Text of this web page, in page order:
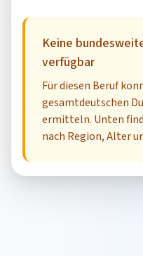
Keine
verfügbar
Für diesen Beruf
gesamtdeutschen
ermitteln. Unten
nach Region, Alter